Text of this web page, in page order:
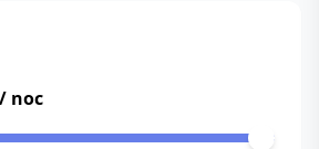
noc